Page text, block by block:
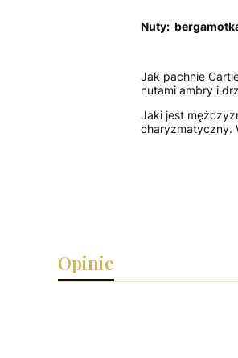
Nuty: b
Jak pachnie
nutami ambry i
Jaki jest
charyzmatyczny.
Opinie